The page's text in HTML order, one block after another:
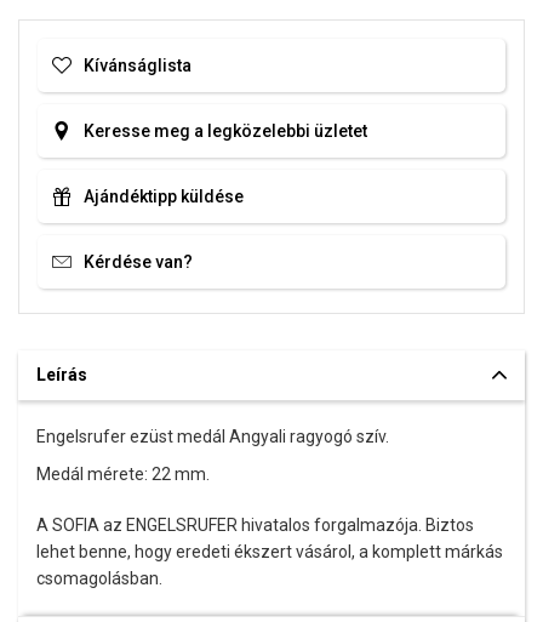
Kívánságlista
Keresse meg a legközelebbi üzletet
Ajándéktipp küldése
Kérdése van?
Leírás
Engelsrufer ezüst medál Angyali ragyogó szív.
Medál mérete: 22 mm.
A SOFIA az ENGELSRUFER hivatalos forgalmazója. Biztos
lehet benne, hogy eredeti ékszert vásárol, a komplett márkás
csomagolásban.